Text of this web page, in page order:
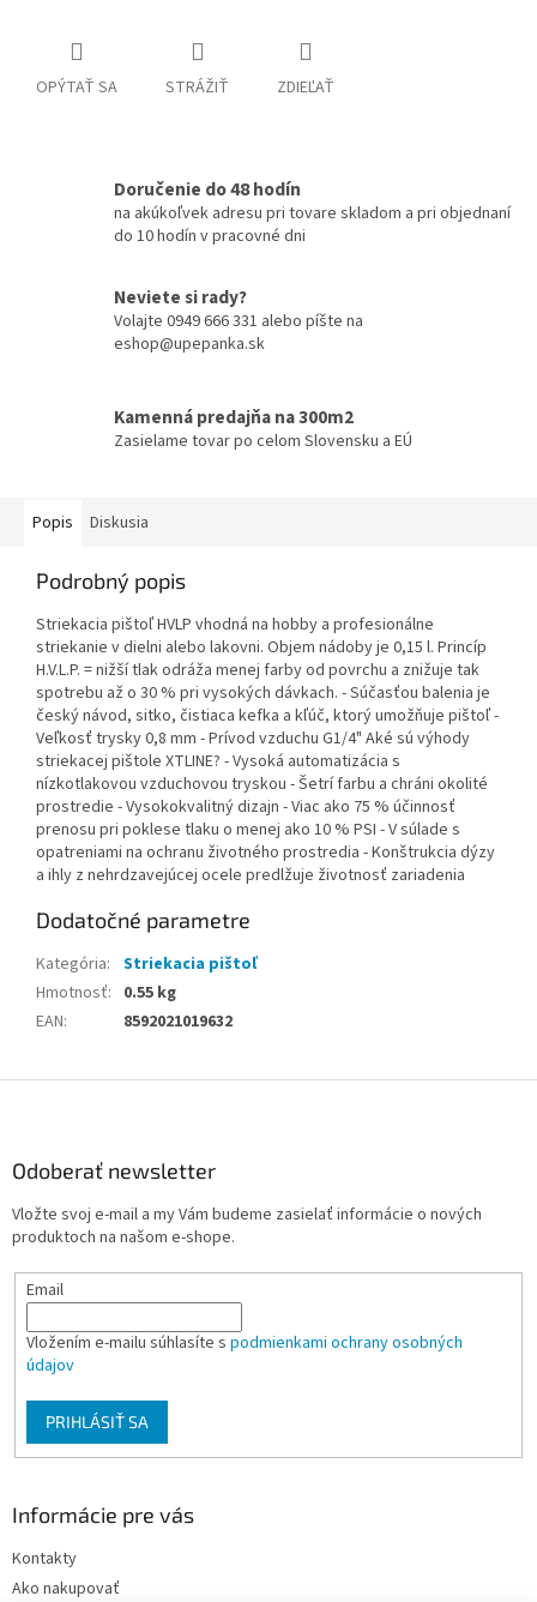
OPÝTAŤ SA STRÁŽIŤ ZDIEĽAŤ
Doručenie do 48 hodín
na akúkoľvek adresu pri tovare skladom a pri objednaní
do 10 hodín v pracovné dni
Neviete si rady?
Volajte 0949 666 331 alebo píšte na
eshop@upepanka.sk
Kamenná predajňa na 300m2
Zasielame tovar po celom Slovensku a EÚ
Popis Diskusia
Podrobný popis
Striekacia pištoľ HVLP vhodná na hobby a profesionálne
striekanie v dielni alebo lakovni. Objem nádoby je 0,15 l. Princíp
H.V.L.P. = nižší tlak odráža menej farby od povrchu a znižuje tak
spotrebu až o 30 % pri vysokých dávkach. - Súčasťou balenia je
český návod, sitko, čistiaca kefka a kľúč, ktorý umožňuje pištoľ -
Veľkosť trysky 0,8 mm - Prívod vzduchu G1/4" Aké sú výhody
striekacej pištole XTLINE? - Vysoká automatizácia s
nízkotlakovou vzduchovou tryskou - Šetrí farbu a chráni okolité
prostredie - Vysokokvalitný dizajn - Viac ako 75 % účinnosť
prenosu pri poklese tlaku o menej ako 10 % PSI - V súlade s
opatreniami na ochranu životného prostredia - Konštrukcia dýzy
a ihly z nehrdzavejúcej ocele predlžuje životnosť zariadenia
Dodatočné parametre
Kategória: Striekacia pištoľ
Hmotnosť: 0.55 kg
EAN: 8592021019632
Odoberať newsletter
Vložte svoj e-mail a my Vám budeme zasielať informácie o nových
produktoch na našom e-shope.
Email
Vložením e-mailu súhlasíte s podmienkami ochrany osobných
údajov
PRIHLÁSIŤ SA
Informácie pre vás
Kontakty
Ako nakupovať